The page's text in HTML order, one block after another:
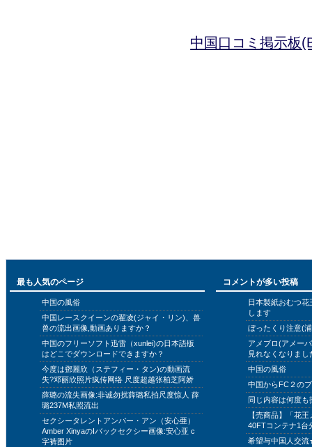
中国口コミ掲示板
最も人気のページ
中国の風俗
中国レースクイーンの翟凌(ジャイ・リン)、兽
兽の流出画像,動画ありますか？
中国のフリーソフト迅雷（xunlei)の日本語版
はどこでダウンロードできますか？
今度は鄧麗欣（ステフィー・タン)の動画流
失?邓丽欣照片疯传网络 尺度超越张柏芝阿娇
薛璐の流失画像:非诚勿扰薛璐私拍尺度惊人 薛
璐237M私照流出
セクシータレントアンバー・アン（安心亜）
Amber XinyaのIバックセクシー画像:安心亚 c
字裤图片
コメントが多い投稿
日本製紙おむつ
します
ぼったくり注意(
アメブロ(アメー
見れなくなりまし
中国の風俗
中国からFC２の
同じ内容は何度
【売商品】「花
40FTコンテナ1台
希望与中国人交